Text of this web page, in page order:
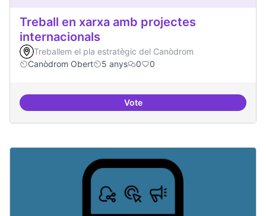
Treball en xarxa amb projectes
internacionals
Treballem el pla estratègic del Canòdrom
Canòdrom Obert
5 anys 0 0
VoteTreball en xarxa amb projectes